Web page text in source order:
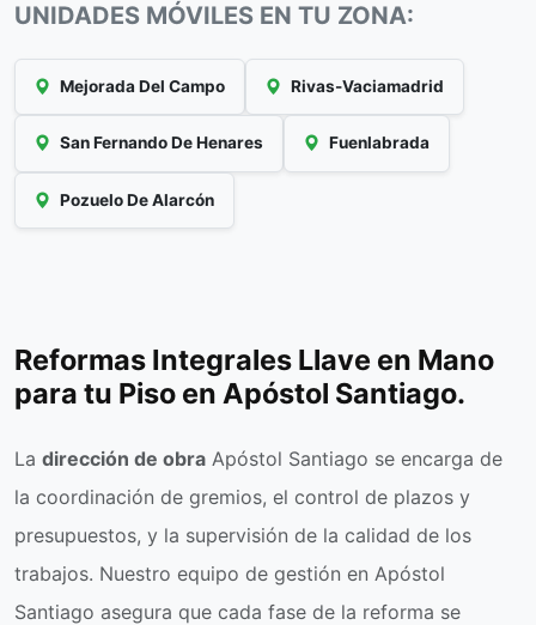
UNIDADES MÓVILES EN TU ZONA:
Mejorada Del Campo Rivas-Vaciamadrid
San Fernando De Henares Fuenlabrada
Pozuelo De Alarcón
Reformas Integrales Llave en Mano
para tu Piso en Apóstol Santiago.
La dirección de obra Apóstol Santiago se encarga de
la coordinación de gremios, el control de plazos y
presupuestos, y la supervisión de la calidad de los
trabajos. Nuestro equipo de gestión en Apóstol
Santiago asegura que cada fase de la reforma se